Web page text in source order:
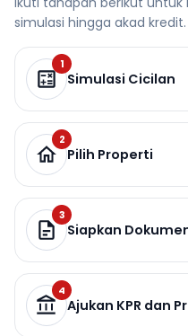
simulasi hingga akad kredit.
1
Simulasi Cicilan
2
Pilih Properti
3
Siapkan
4
Ajukan KPR dan